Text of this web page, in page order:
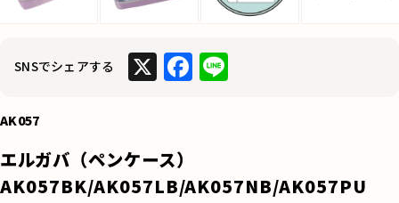
SNSでシェアする X F
b
Li
AK057
エルガバ（ペンケース）
AK057BK/AK057LB/AK057NB/AK057PU